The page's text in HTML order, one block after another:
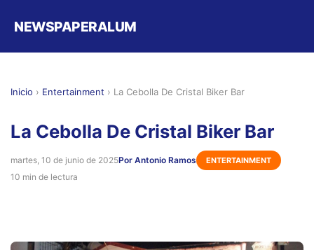
NEWSPAPERALUM
Inicio › Entertainment › La Cebolla De Cristal Biker Bar
La Cebolla De Cristal Biker Bar
martes, 10 de junio de 2025Por Antonio Ramos ENTERTAINMENT
10 min de lectura